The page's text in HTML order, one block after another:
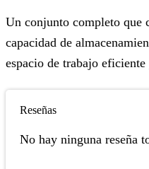
Un conjunto completo que
capacidad de
espacio de trabajo
Reseñas
No hay ninguna reseña